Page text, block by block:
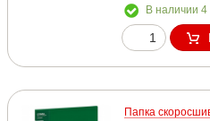
В наличии 4
Папка